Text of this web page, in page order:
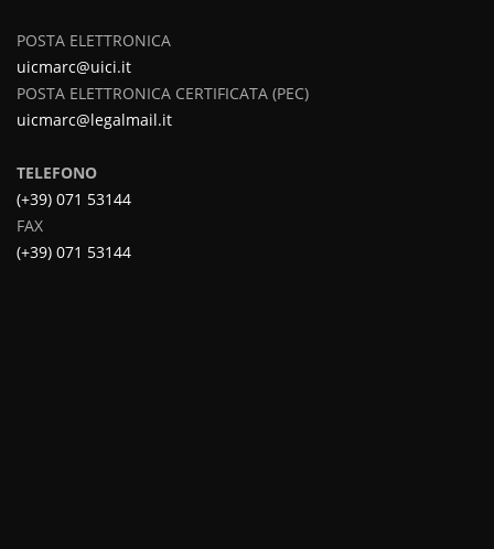
POSTA ELETTRONICA
uicmarc@uici.it
POSTA ELETTRONICA CERTIFICATA (PEC)
uicmarc@legalmail.it
TELEFONO
(+39) 071 53144
FAX
(+39) 071 53144